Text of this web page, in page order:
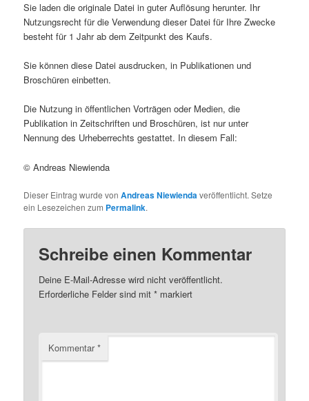
Sie laden die originale Datei in guter Auflösung herunter. Ihr
Nutzungsrecht für die Verwendung dieser Datei für Ihre Zwecke
besteht für 1 Jahr ab dem Zeitpunkt des Kaufs.
Sie können diese Datei ausdrucken, in Publikationen und
Broschüren einbetten.
Die Nutzung in öffentlichen Vorträgen oder Medien, die
Publikation in Zeitschriften und Broschüren, ist nur unter
Nennung des Urheberrechts gestattet. In diesem Fall:
© Andreas Niewienda
Dieser Eintrag wurde vonAndreas Niewiendaveröffentlicht. Setze
ein Lesezeichen zum Permalink.
Schreibe einen Kommentar
Deine E-Mail-Adresse wird nicht veröffentlicht.
Erforderliche Felder sind mit* markiert
Kommentar*